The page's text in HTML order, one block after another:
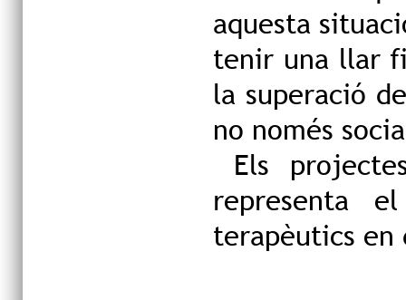
aquesta
tenir una llar
la superació
no només
Els
representa
terapèutics